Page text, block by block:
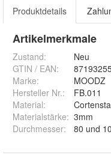
Produktdetails
Artikelmerkmale
Zustand:
Neu
GTIN / EAN:
Marke:
MOODZ
Hersteller Nr.:
FB.011
Material:
Materialstärke: 3mm
Durchmesser: 80